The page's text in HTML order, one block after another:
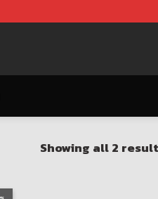
Showing all 2